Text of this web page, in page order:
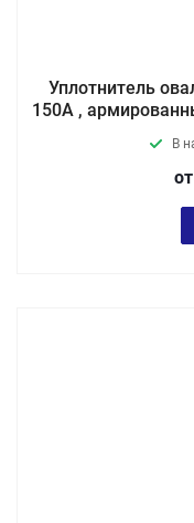
Уплотнитель
150A ,
В